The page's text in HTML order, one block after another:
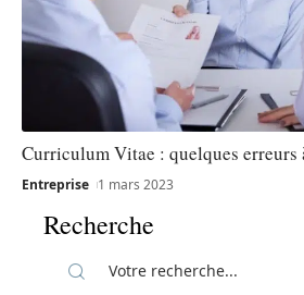
Curriculum Vitae : quelques erreurs
Entreprise 1 mars 2023
Recherche